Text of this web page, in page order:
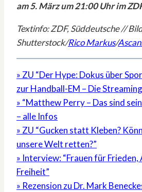
am 5. März um 21:00 Uhr im
Textinfo: ZDF, Süddeutsche //
Shutterstock/Rico Markus/
» ZU “Der Hype: Dokus über
zur Handball-EM – Die
» “Matthew Perry – Das sind
– alle Infos
» ZU “Gucken statt Kleben?
unsere Welt retten?”
» Interview: “Frauen für
Freiheit”
» Rezension zu Dr. Mark